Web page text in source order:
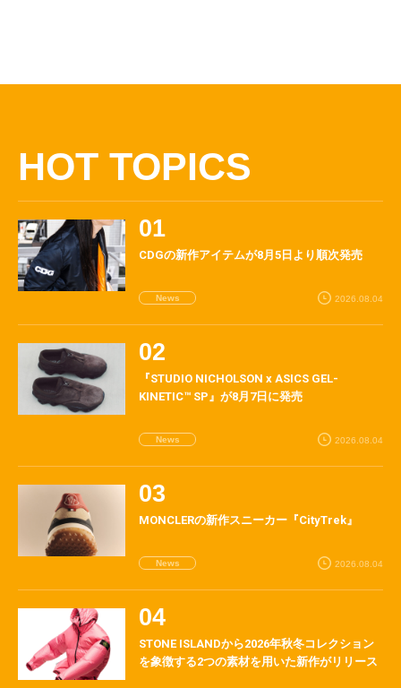
HOT TOPICS
CDGの新作アイテムが8月5日より順次発売
News 2026.08.04
『STUDIO NICHOLSON x ASICS GEL-
KINETIC™ SP』が8月7日に発売
News 2026.08.04
MONCLERの新作スニーカー『CityTrek』
News 2026.08.04
STONE ISLANDから2026年秋冬コレクション
を象徴する2つの素材を用いた新作がリリース